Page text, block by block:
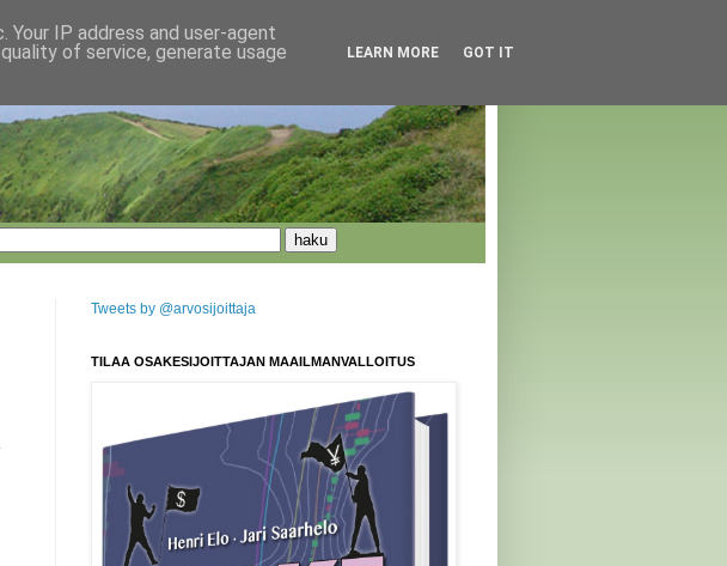
Tweets by @arvosijoittaja
TILAA OSAKESIJOITTAJAN MAAILMANVALLOITUS
IP address and user-agent
of service, generate usage
LEARN MORE GOT IT